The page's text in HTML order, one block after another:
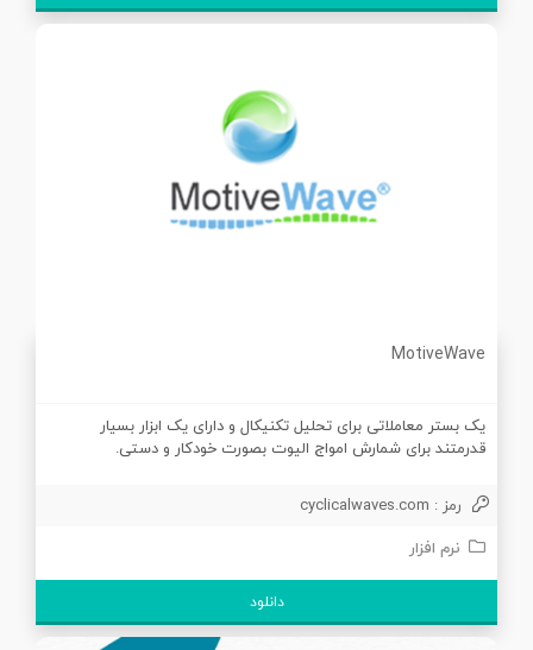
MotiveWave
یک بستر معاملاتی برای تحلیل تکنیکال و دارای یک ابزار بسیار
قدرمتند برای شمارش امواج الیوت بصورت خودکار و دستی.
رمز : cyclicalwaves.com
نرم افزار
دانلود